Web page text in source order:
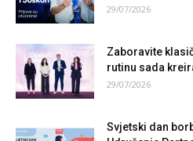
29/07/2026
Zaboravite
rutinu sada
29/07/2026
Svjetski dan